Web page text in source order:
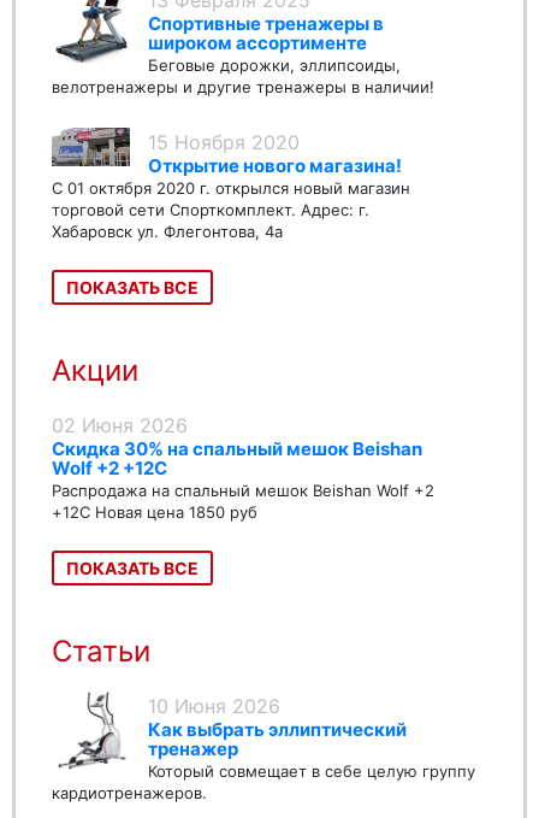
Спортивные тренажеры в
широком ассортименте
Беговые дорожки, эллипсоиды,
велотренажеры и другие тренажеры в наличии!
15 Ноября 2020
Открытие нового магазина!
С 01 октября 2020 г. открылся новый магазин
торговой сети Спорткомплект. Адрес: г.
Хабаровск ул. Флегонтова, 4а
ПОКАЗАТЬ ВСЕ
Акции
02 Июня 2026
Скидка 30% на спальный мешок Beishan
Wolf +2 +12C
Распродажа на спальный мешок Beishan Wolf +2
+12C Новая цена 1850 руб
ПОКАЗАТЬ ВСЕ
Статьи
10 Июня 2026
Как выбрать эллиптический
тренажер
Который совмещает в себе целую группу
кардиотренажеров.